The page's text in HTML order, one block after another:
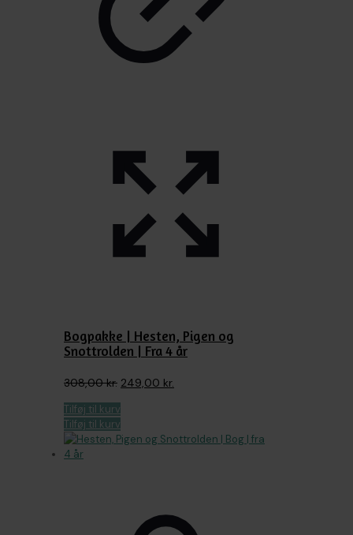
Bogpakke | Hesten, Pigen og
Snottrolden | Fra 4 år
308,00kr. Den
pris
var:
308,00 kr..
249,00 kr.
249,00 kr..
Tilføj til kurv
Tilføj til kurv